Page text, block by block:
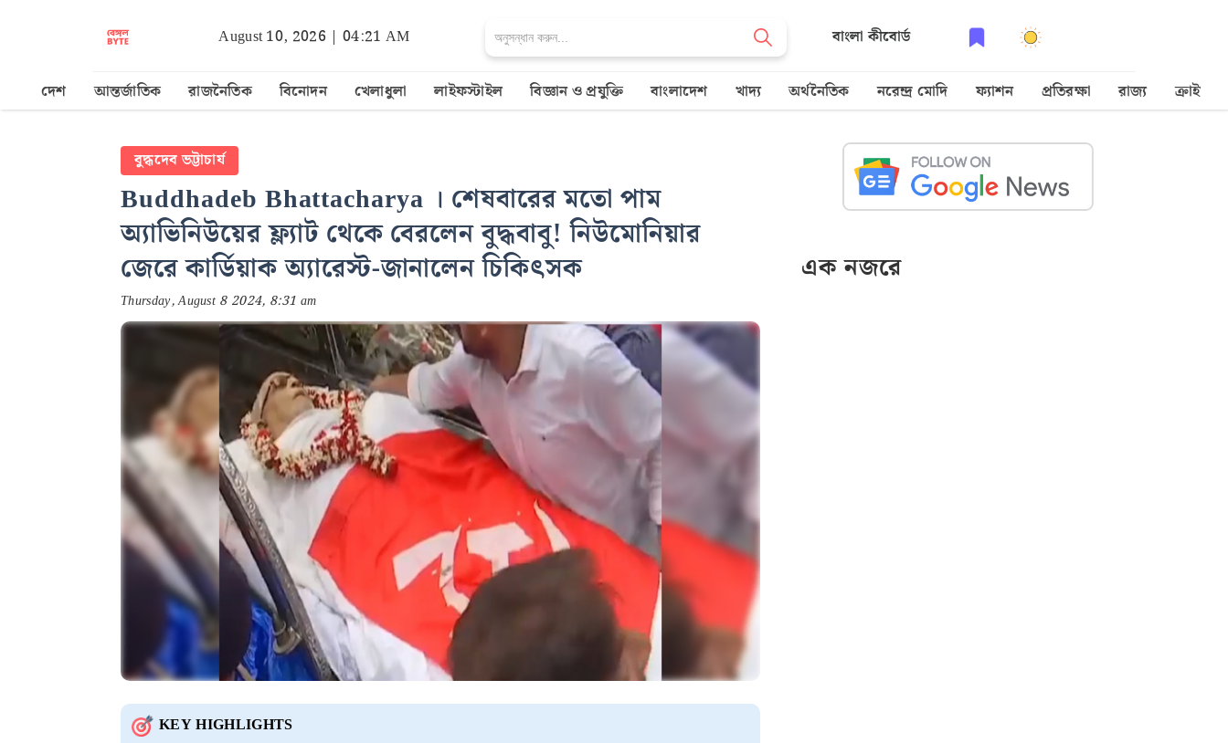
August 10, 2026 | 04:21 AM বাংলা কীবোর্ড
দেশ আন্তর্জাতিক রাজনৈতিক বিনোদন খেলাধুলা লাইফস্টাইল বিজ্ঞান ও প্রযুক্তি বাংলাদেশ খাদ্য অর্থনৈতিক নরেন্দ্র মোদি ফ্যাশন প্রতিরক্ষা রাজ্য ক্রাইম
বুদ্ধদেব ভট্টাচার্য
Buddhadeb Bhattacharya । শেষবারের মতো পাম
অ্যাভিনিউয়ের ফ্ল্যাট থেকে বেরলেন বুদ্ধবাবু! নিউমোনিয়ার
জেরে কার্ডিয়াক অ্যারেস্ট-জানালেন চিকিৎসক
Thursday, August 8 2024, 8:31 am
KEY HIGHLIGHTS
এক নজরে